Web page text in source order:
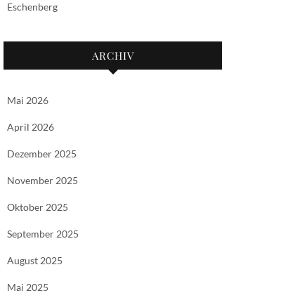
Eschenberg
ARCHIV
Mai 2026
April 2026
Dezember 2025
November 2025
Oktober 2025
September 2025
August 2025
Mai 2025